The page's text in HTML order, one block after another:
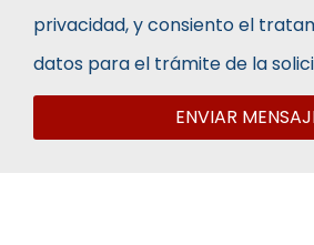
privacidad, y consiento el
datos para el trámite de la
ENVIAR